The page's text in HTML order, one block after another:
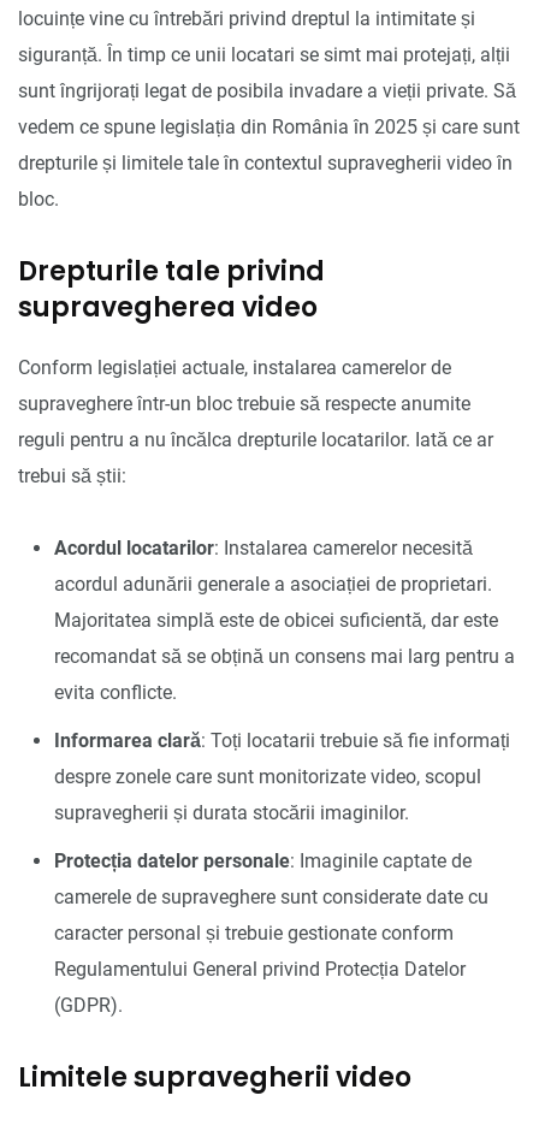
locuințe vine cu întrebări privind dreptul la intimitate și
siguranță. În timp ce unii locatari se simt mai protejați, alții
sunt îngrijorați legat de posibila invadare a vieții private. Să
vedem ce spune legislația din România în 2025 și care sunt
drepturile și limitele tale în contextul supravegherii video în
bloc.
Drepturile tale privind
supravegherea video
Conform legislației actuale, instalarea camerelor de
supraveghere într-un bloc trebuie să respecte anumite
reguli pentru a nu încălca drepturile locatarilor. Iată ce ar
trebui să știi:
Acordul locatarilor: Instalarea camerelor necesită
acordul adunării generale a asociației de proprietari.
Majoritatea simplă este de obicei suficientă, dar este
recomandat să se obțină un consens mai larg pentru a
evita conflicte.
Informarea clară: Toți locatarii trebuie să fie informați
despre zonele care sunt monitorizate video, scopul
supravegherii și durata stocării imaginilor.
Protecția datelor personale: Imaginile captate de
camerele de supraveghere sunt considerate date cu
caracter personal și trebuie gestionate conform
Regulamentului General privind Protecția Datelor
(GDPR).
Limitele supravegherii video